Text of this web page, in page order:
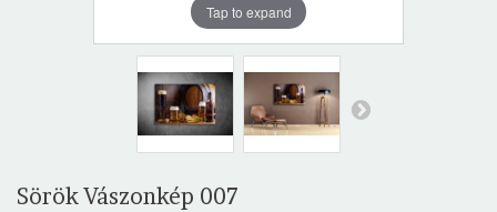
Tap to expand
Sörök Vászonkép 007